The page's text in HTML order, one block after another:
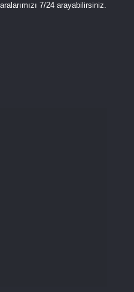
7/24 arayabilirsiniz.